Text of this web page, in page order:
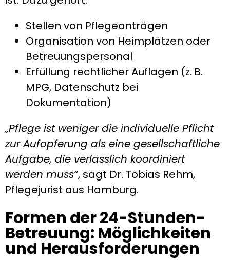
Stellen von Pflegeanträgen
Organisation von Heimplätzen oder
Betreuungspersonal
Erfüllung rechtlicher Auflagen (z. B.
MPG, Datenschutz bei
Dokumentation)
„Pflege ist weniger die individuelle Pflicht
zur Aufopferung als eine gesellschaftliche
Aufgabe, die verlässlich koordiniert
werden muss“, sagt Dr. Tobias Rehm,
Pflegejurist aus Hamburg.
Formen der 24-Stunden-
Betreuung: Möglichkeiten
und Herausforderungen